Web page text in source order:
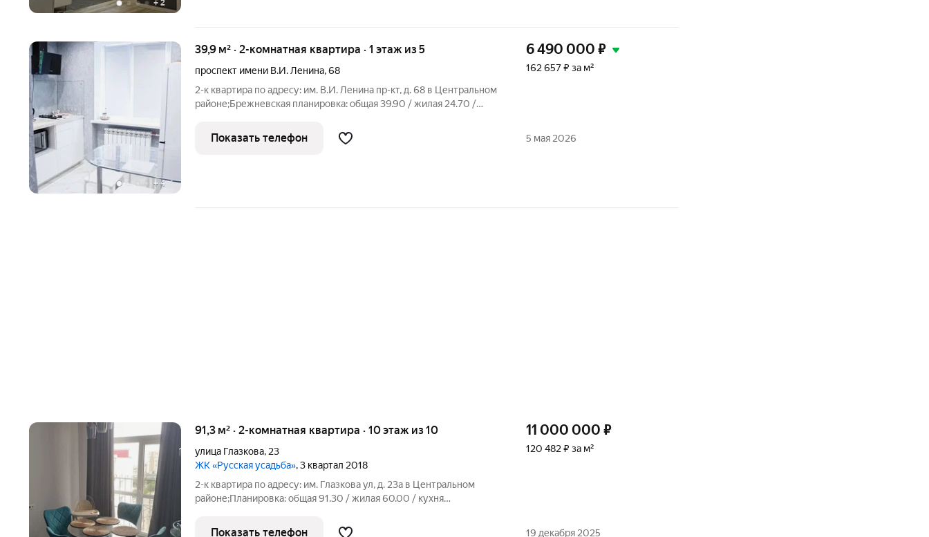
+ 2
+ 4
39,9 м² · 2-комнатная квартира · 1 этаж из 5
проспект имени В.И. Ленина,68
2-к квартира по адресу: им. В.И. Ленина пр-кт, д. 68 в Центральном
районе;Брежневская планировка: общая 39.90 / жилая 24.70 /
хорошем состоянии. Натяжные потолки. Пластиковые окна. На
полу
6 490 000 ₽
162 657 ₽ за м²
Показать телефон 5 мая 2026
91,3 м² · 2-комнатная квартира · 10 этаж из 10
улица Глазкова, 23
ЖК «Русская усадьба», 3 квартал 2018
2-к квартира по адресу: им. Глазкова ул, д. 23а в Центральном
районе;Планировка: общая 91.30 / жилая 60.00 / кухня
вcей квapтиpe интерьернaя подcветкa, 2 гaрдеpобные,
11 000 000 ₽
120 482 ₽ за м²
Показать телефон 19 декабря 2025